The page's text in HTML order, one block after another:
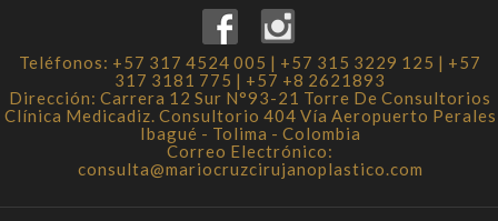
Teléfonos: +57 317 4524 005 | +57 315 3229 125 | +57
317 3181 775 | +57 +8 2621893
Dirección: Carrera 12 Sur N°93-21 Torre De Consultorios
Clínica Medicadiz. Consultorio 404 Vía Aeropuerto Perales
Ibagué - Tolima - Colombia
Correo Electrónico:
consulta@mariocruzcirujanoplastico.com